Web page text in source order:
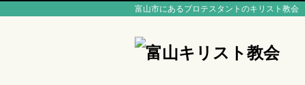
富山市にあるプロテスタントのキリスト教会